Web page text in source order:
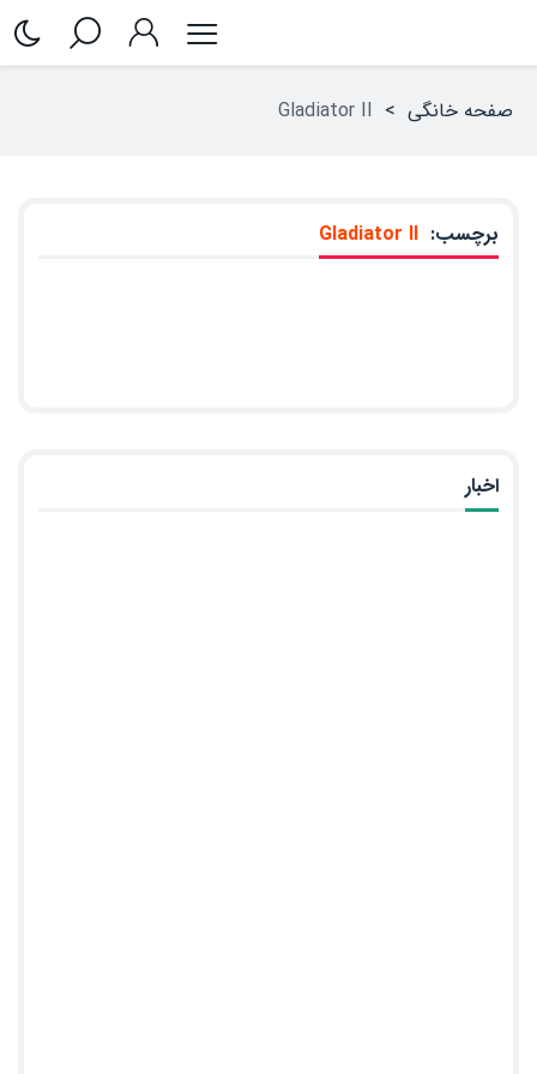
صفحه خانگی >
Gladiator II
برچسب: Gladiator II
اخبار